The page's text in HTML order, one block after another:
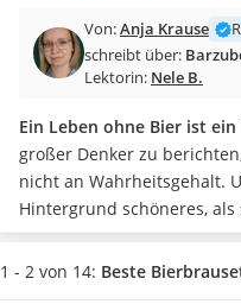
Spülmaschinentabs
Akku-Staubsauger
AEG-Waschmaschine
Saug-Wisch-Roboter
Handstaubsauger
Milchaufschäumer
Kondenstrockner
Reiskocher
Von:Anja Krause
schreibt über:
Lektorin: Nele B.
Ein Leben ohne Bier ist
großer Denker zu
nicht an Wahrheitsgehalt.
Hintergrund schöneres,
brauen? Richtig: Nichts.
bleibt, empfehlen wir
1 - 2 von 14: Beste